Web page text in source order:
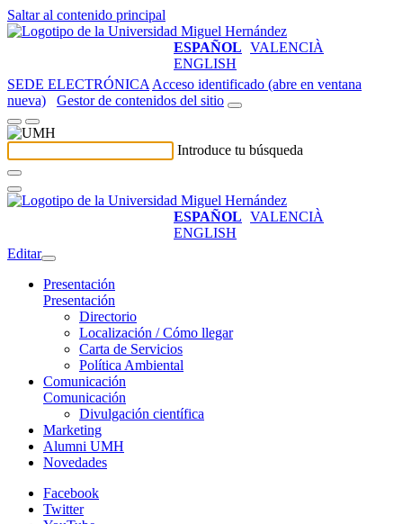
Saltar al contenido principal
ESPAÑOL VALENCIÀ
ENGLISH
SEDE ELECTRÓNICA Acceso identificado (abre en ventana
nueva)
Gestor de contenidos del sitio
Introduce tu búsqueda
ESPAÑOL VALENCIÀ
ENGLISH
Editar
Presentación
Presentación
Directorio
Localización / Cómo llegar
Carta de Servicios
Política Ambiental
Comunicación
Comunicación
Divulgación científica
Marketing
Alumni UMH
Novedades
Facebook
Twitter